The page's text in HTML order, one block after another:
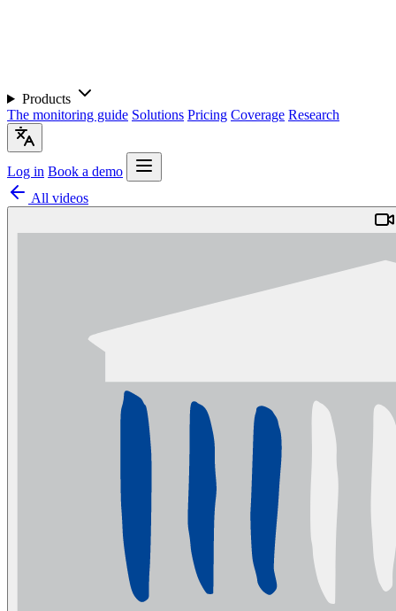
Products
The monitoring guide Solutions Pricing Coverage Research
Log in Book a demo
All videos